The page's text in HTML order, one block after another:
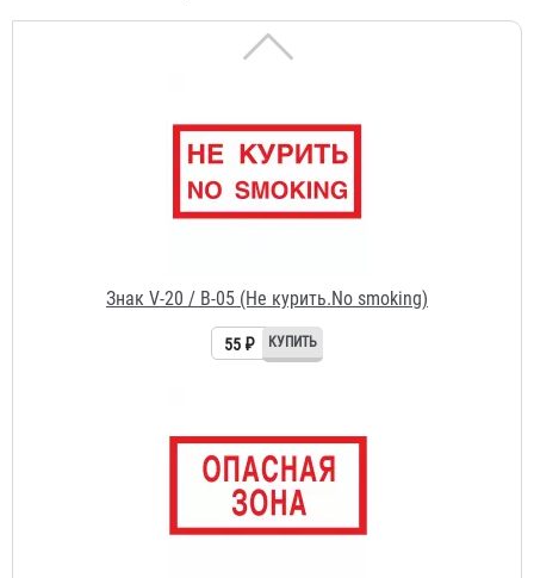
Знак V-20 / В-05 (Не курить.No smoking)
55 ₽
Знак V-16 (Опасная зона)
55 ₽